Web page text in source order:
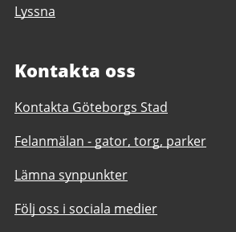
Lyssna
Kontakta oss
Kontakta Göteborgs Stad
Felanmälan - gator, torg, parker
Lämna synpunkter
Följ oss i sociala medier